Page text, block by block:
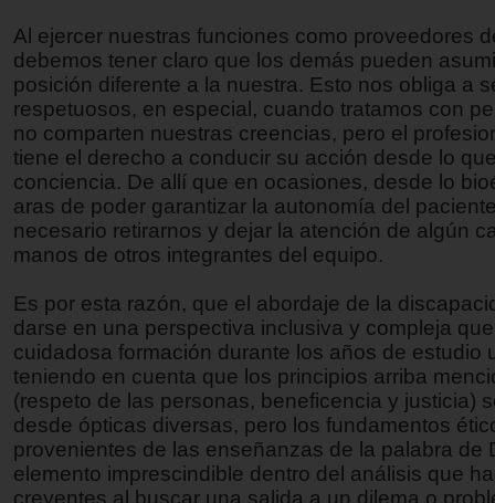
Al ejercer nuestras funciones como proveedores
debemos tener claro que los demás pueden
posición diferente a la nuestra. Esto nos obliga a
respetuosos, en especial, cuando tratamos con
no comparten nuestras creencias, pero el
tiene el derecho a conducir su acción desde lo
conciencia. De allí que en ocasiones, desde lo
aras de poder garantizar la autonomía del
necesario retirarnos y dejar la atención de algún
manos de otros integrantes del equipo.
Es por esta razón, que el abordaje de la
darse en una perspectiva inclusiva y compleja
cuidadosa formación durante los años de estudio
teniendo en cuenta que los principios arriba
(respeto de las personas, beneficencia y justicia)
desde ópticas diversas, pero los fundamentos
provenientes de las enseñanzas de la palabra de
elemento imprescindible dentro del análisis que
creyentes al buscar una salida a un dilema o